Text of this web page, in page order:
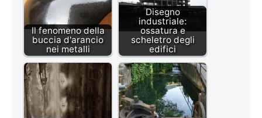
Il fenomeno della
buccia d'arancio
nei metalli
Disegno
industriale:
ossatura e
scheletro degli
edifici